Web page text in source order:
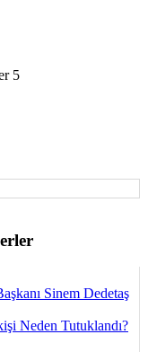
Sinem Dedetaş
Neden Tutuklandı?